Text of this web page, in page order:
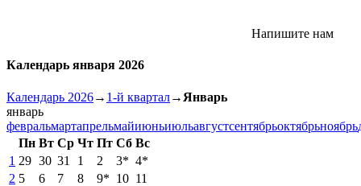
Напишите нам
Календарь января 2026
Календарь 2026→ 1-й квартал→ Январь
январь
февральмартапрельмайиюньиюльавгустсентябрьоктябрьноябрь
Пн Вт Ср Чт Пт Сб Вс
1 29 30 31 1 2 3* 4*
2 5 6 7 8 9* 10 11